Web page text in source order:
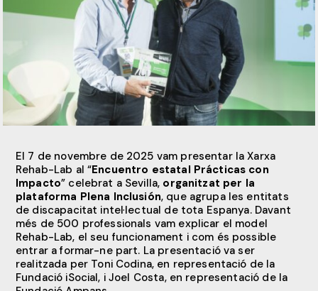
El 7 de novembre de 2025 vam presentar la Xarxa
Rehab-Lab al “Encuentro estatal Prácticas con
Impacto” celebrat a Sevilla, organitzat per la
plataforma Plena Inclusión, que agrupa les entitats
de discapacitat intel·lectual de tota Espanya. Davant
més de 500 professionals vam explicar el model
Rehab-Lab, el seu funcionament i com és possible
entrar a formar-ne part. La presentació va ser
realitzada per Toni Codina, en representació de la
Fundació iSocial, i Joel Costa, en representació de la